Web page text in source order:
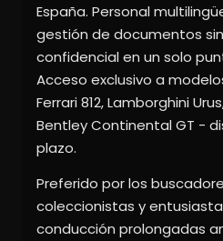
España. Personal
gestión de documentos
confidencial en un solo
Acceso exclusivo a
Ferrari 812, Lamborghini
Bentley Continental GT -
plazo.
Preferido por los
coleccionistas y
conducción prolongadas